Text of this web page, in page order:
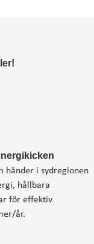
händer i sydregionen
hållbara
för effektiv
år.